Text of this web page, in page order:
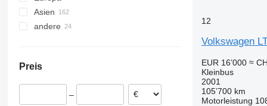
Polen
Deutschland
Italien
Dänemark
Asien
Japan
andere
Argentinien
Preis
–
12
Volkswagen
EUR 16’000 ≈
Kleinbus
2001
105’700 km
Motorleistung